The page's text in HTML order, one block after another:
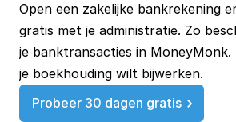
Open een zakelijke bankrekening
gratis met je administratie. Zo
je banktransacties in MoneyMonk.
Probeer 30 dagen gratis